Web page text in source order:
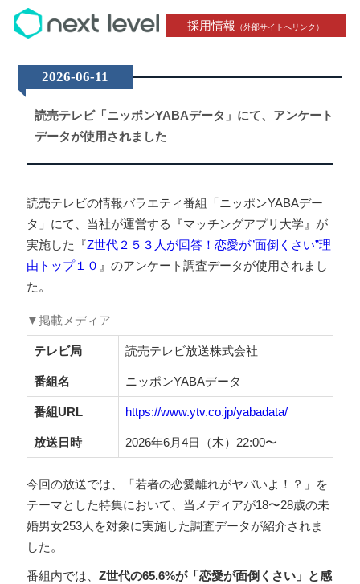
採用情報 （外部サイトへリンク）
2026-06-11
読売テレビ「ニッポンYABAデータ」にて、アンケート
データが使用されました
読売テレビの情報バラエティ番組「ニッポンYABAデー
タ」にて、当社が運営する『マッチングアプリ大学』が
実施した『Z世代２５３人が回答！恋愛が”面倒くさい”理
由トップ１０ 』のアンケート調査データが使用されまし
た。
▼掲載メディア
テレビ局 読売テレビ放送株式会社
番組名 ニッポンYABAデータ
番組URL https://www.ytv.co.jp/yabadata/
放送日時 2026年6月4日（木）22:00〜
今回の放送では、「若者の恋愛離れがヤバいよ！？」を
テーマとした特集において、当メディアが18〜28歳の未
婚男女253人を対象に実施した調査データが紹介されま
した。
番組内では、 Z世代の65.6%が「恋愛が面倒くさい」と感